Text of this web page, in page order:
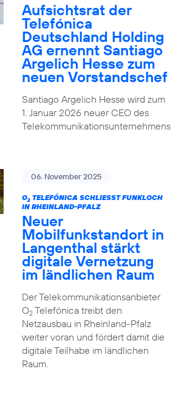
Aufsichtsrat der
Telefónica
Deutschland Holding
AG ernennt Santiago
Argelich Hesse zum
neuen Vorstandschef
Santiago Argelich Hesse wird zum
1. Januar 2026 neuer CEO des
Telekommunikationsunternehmens
06. November 2025
O2TELEFÓNICA SCHLIESST FUNKLOCH I
N RHEINLAND-PFALZ
Neuer
Mobilfunkstandort in
Langenthal stärkt
digitale Vernetzung
im ländlichen Raum
Der Telekommunikationsanbieter
O2Telefónica treibt den
Netzausbau in Rheinland-Pfalz
weiter voran und fördert damit die
digitale Teilhabe im ländlichen
Raum.